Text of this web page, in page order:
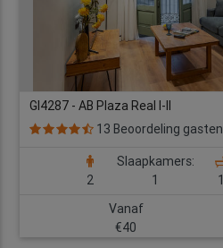
GI4287 - AB Plaza Real I-II
13 Beoordeling gasten
2
Slaapkamers:
1
1
Vanaf
€40